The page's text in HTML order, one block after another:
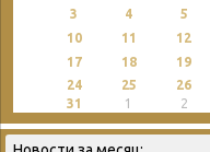
3 4 5
10
11 12
17
18 19
24 25 26
31
1 2